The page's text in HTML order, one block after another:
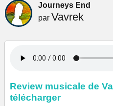
Journeys End
par Vavrek
Review musicale de
télécharger